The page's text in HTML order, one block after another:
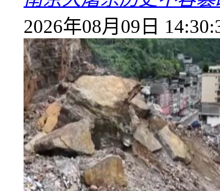
2026年08月09日